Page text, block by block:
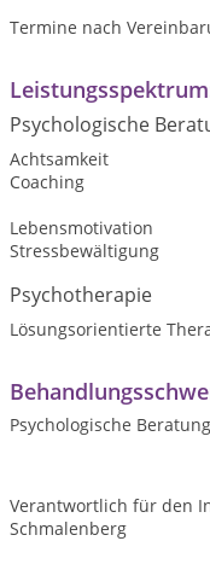
Termine nach
Psychologische
Achtsamkeit
Coaching
Lebensmotivation
Stressbewältigung
Psychotherapie
Lösungsorientierte
Psychologische Beratung
Verantwortlich für den
Schmalenberg